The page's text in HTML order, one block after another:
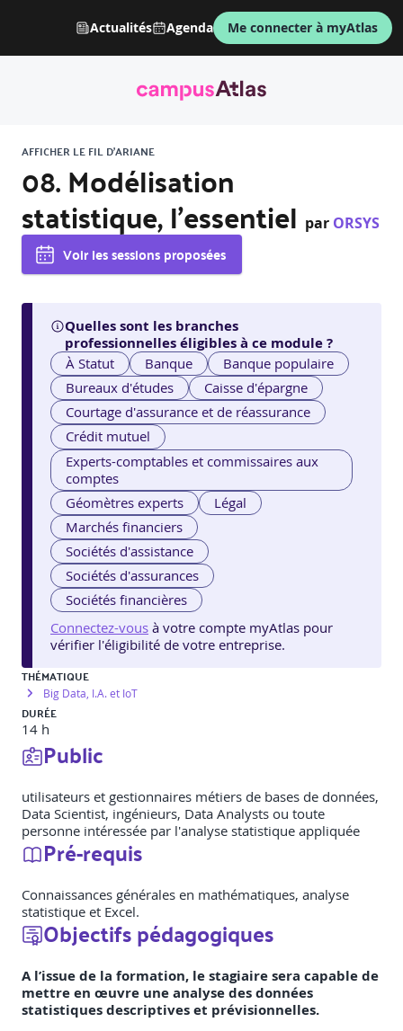
Actualités Agenda Me connecter à myAtlas
AFFICHER LE FIL D'ARIANE
08. Modélisation
statistique, l'essentiel par ORSYS
Voir les sessions proposées
Quelles sont les branches
professionnelles éligibles à ce module ?
À Statut Banque
Banque populaire
Bureaux d'études
Caisse d'épargne
Courtage d'assurance et de réassurance
Crédit mutuel
Experts-comptables et commissaires aux
comptes
Géomètres experts
Légal
Marchés financiers
Sociétés d'assistance
Sociétés d'assurances
Sociétés financières
Connectez-vous à votre compte myAtlas pour
vérifier l'éligibilité de votre entreprise.
THÉMATIQUE
Big Data, I.A. et IoT
DURÉE
14 h
Public
utilisateurs et gestionnaires métiers de bases de données,
Data Scientist, ingénieurs, Data Analysts ou toute
personne intéressée par l'analyse statistique appliquée
Pré-requis
Connaissances générales en mathématiques, analyse
statistique et Excel.
Objectifs pédagogiques
A l’issue de la formation, le stagiaire sera capable de
mettre en œuvre une analyse des données
statistiques descriptives et prévisionnelles.